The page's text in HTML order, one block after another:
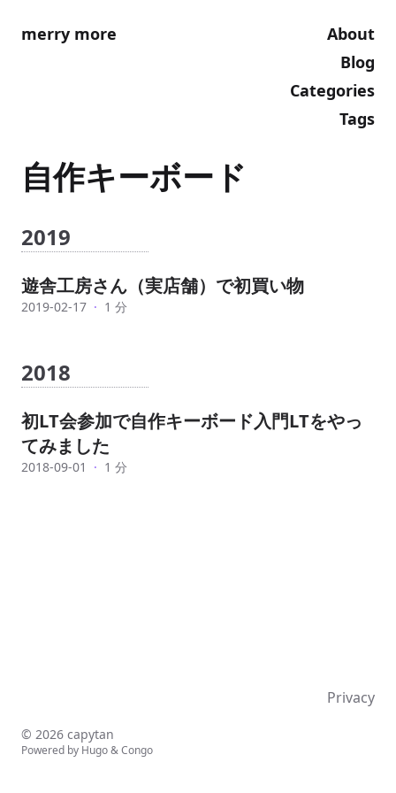
merry more
About
Blog
Categories
Tags
自作キーボード
2019
遊舎工房さん（実店舗）で初買い物
2019-02-17 · 1 分
2018
初LT会参加で自作キーボード入門LTをやっ
てみました
2018-09-01 · 1 分
Privacy
© 2026 capytan
Powered by Hugo&Congo